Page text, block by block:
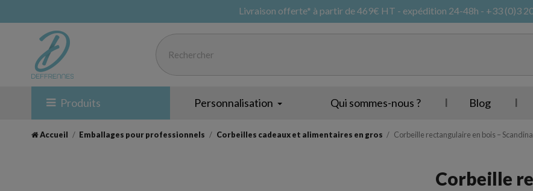
Livraison offerte* à partir de 469€ HT - expédition 24-48h - +33 (0)3
Produits
Sac cabas
Personnalisation Qui sommes-nous ? Blog
Accueil Emballages pour professionnels Corbeilles cadeaux et alimentaires en gros Corbeille rectangulaire en bois –
Corbeille